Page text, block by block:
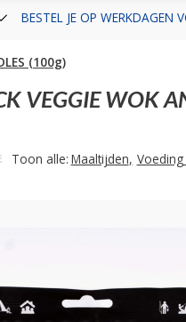
BESTEL JE OP WERKDAGEN
(100g)
VEGGIE WOK
Toon alle: Maaltijden,